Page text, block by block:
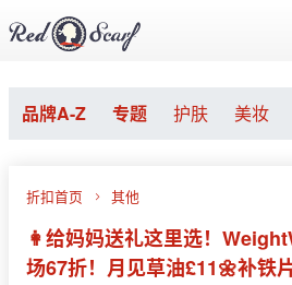
品牌A-Z 专题 护肤 美妆
折扣首页 其他
👩给妈妈送礼这里选！
场67折！月见草油£11🌼补铁